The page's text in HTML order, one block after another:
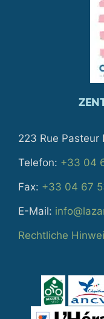
223 Rue
Telefon: +33 04
Fax: +33 04 67
E-Mail:
Rechtliche